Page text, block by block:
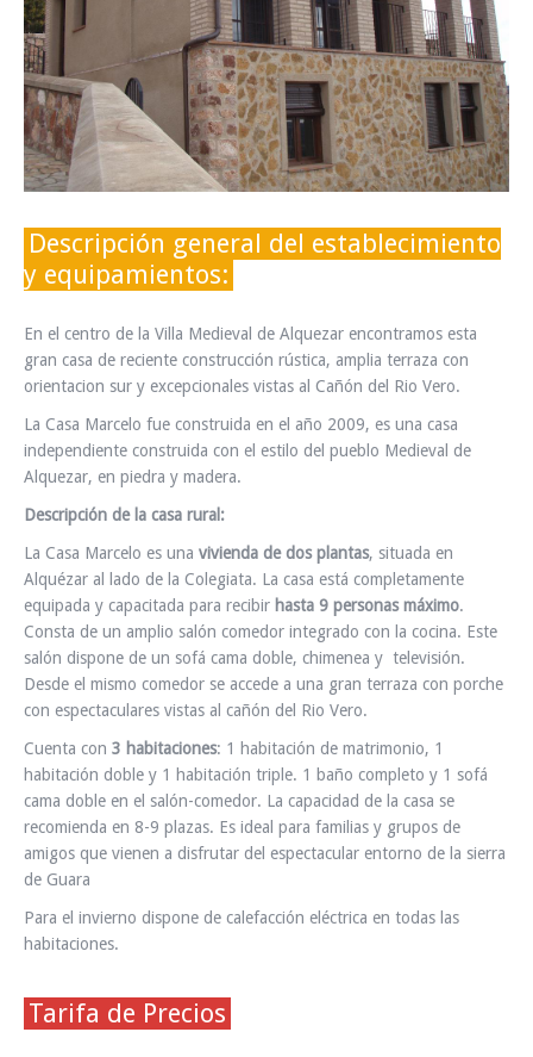
INFO Y RESERVAS
Descripción general del establecimiento
y equipamientos:
En el centro de la Villa Medieval de Alquezar encontramos esta
gran casa de reciente construcción rústica, amplia terraza con
orientacion sur y excepcionales vistas al Cañón del Rio Vero.
La Casa Marcelo fue construida en el año 2009, es una casa
independiente construida con el estilo del pueblo Medieval de
Alquezar, en piedra y madera.
Descripción de la casa rural:
La Casa Marcelo es una vivienda de dos plantas, situada en
Alquézar al lado de la Colegiata. La casa está completamente
equipada y capacitada para recibir hasta 9 personas máximo.
Consta de un amplio salón comedor integrado con la cocina. Este
salón dispone de un sofá cama doble, chimenea y televisión.
Desde el mismo comedor se accede a una gran terraza con porche
con espectaculares vistas al cañón del Rio Vero.
Cuenta con 3 habitaciones: 1 habitación de matrimonio, 1
habitación doble y 1 habitación triple. 1 baño completo y 1 sofá
cama doble en el salón-comedor. La capacidad de la casa se
recomienda en 8-9 plazas. Es ideal para familias y grupos de
amigos que vienen a disfrutar del espectacular entorno de la sierra
de Guara
Para el invierno dispone de calefacción eléctrica en todas las
habitaciones.
Tarifa de Precios